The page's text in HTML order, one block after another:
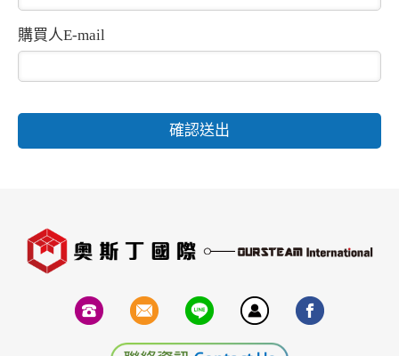
購買人E-mail
確認送出